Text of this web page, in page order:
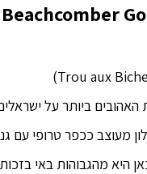
ביותר על
מעוצב ככפר טרופי עם
היא מהגבוהות באי